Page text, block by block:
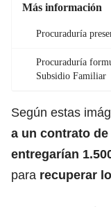
Más información
Procuraduría
Procuraduría
Subsidio Familiar
Según estas
a un contrato
entregarían
para recuperar